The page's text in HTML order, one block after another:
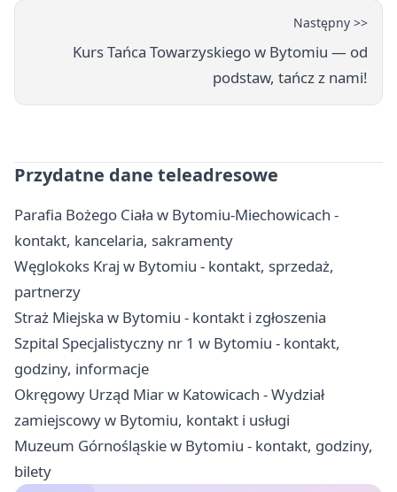
Następny >>
Kurs Tańca Towarzyskiego w Bytomiu — od
podstaw, tańcz z nami!
Przydatne dane teleadresowe
Parafia Bożego Ciała w Bytomiu-Miechowicach -
kontakt, kancelaria, sakramenty
Węglokoks Kraj w Bytomiu - kontakt, sprzedaż,
partnerzy
Straż Miejska w Bytomiu - kontakt i zgłoszenia
Szpital Specjalistyczny nr 1 w Bytomiu - kontakt,
godziny, informacje
Okręgowy Urząd Miar w Katowicach - Wydział
zamiejscowy w Bytomiu, kontakt i usługi
Muzeum Górnośląskie w Bytomiu - kontakt, godziny,
bilety